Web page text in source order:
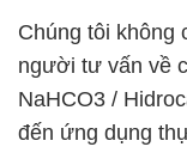
Chúng tôi không
người tư vấn về
NaHCO3 /
đến ứng dụng